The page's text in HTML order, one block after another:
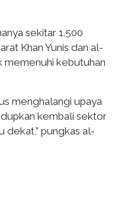
sekitar 1.500
Khan Yunis dan al-
memenuhi kebutuhan
menghalangi upaya
kembali sektor
dekat,” pungkas al-